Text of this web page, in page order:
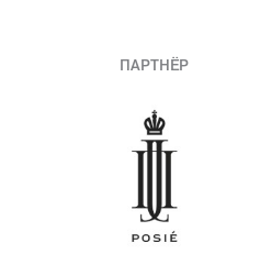
ПАРТНЁР